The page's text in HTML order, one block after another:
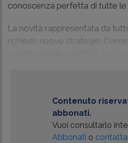
conoscenza perfetta di tutte le
La novità rappresentata da
richiede nuove strategie.
Contenuto
abbonati.
Vuoi consultarlo
Abbonati o contatta